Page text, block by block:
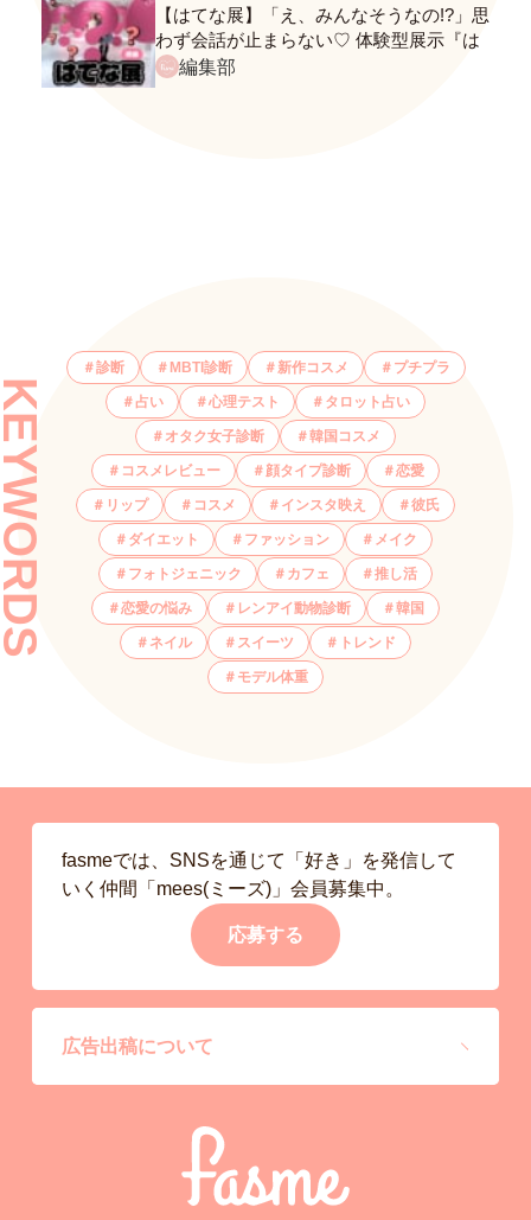
【はてな展】「え、みんなそうなの!?」思
わず会話が止まらない♡ 体験型展示『は
てな展』に行ってきたレポ
編集部
診断 MBTI診断 新作コスメ プチプラ
占い 心理テスト タロット占い
オタク女子診断 韓国コスメ
コスメレビュー 顔タイプ診断 恋愛
リップ コスメ インスタ映え 彼氏
ダイエット ファッション メイク
フォトジェニック カフェ 推し活
恋愛の悩み レンアイ動物診断 韓国
ネイル スイーツ トレンド
モデル体重
fasmeでは、SNSを通じて「好き」を発信して
いく仲間「mees(ミーズ)」会員募集中。
応募する
広告出稿について